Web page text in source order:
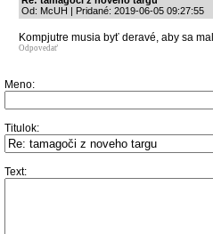
Od: McUH | Pridané: 2019-06-05 09:27:55
Kompjutre musia byť deravé, aby sa
Odpovedať
Meno:
Titulok:
Text: